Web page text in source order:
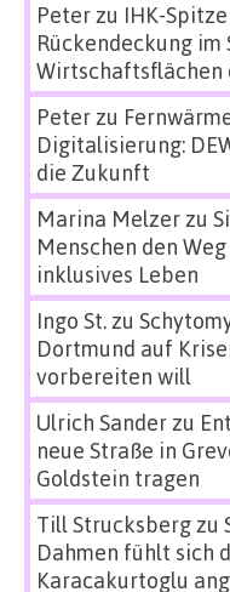
Peterzu IHK-
Rückendeckung im
Wirtschaftsflächen
Peterzu
Digitalisierung:
die Zukunft
Marina Melzerzu
Menschen den
inklusives Leben
Ingo St.zu
Dortmund auf
vorbereiten will
Ulrich Sanderzu
neue Straße in
Goldstein tragen
Till Strucksbergzu
Dahmen fühlt sich
Karacakurtoglu